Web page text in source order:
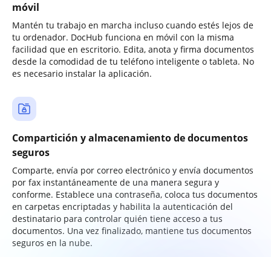
móvil
Mantén tu trabajo en marcha incluso cuando estés lejos de
tu ordenador. DocHub funciona en móvil con la misma
facilidad que en escritorio. Edita, anota y firma documentos
desde la comodidad de tu teléfono inteligente o tableta. No
es necesario instalar la aplicación.
Compartición y almacenamiento de documentos
seguros
Comparte, envía por correo electrónico y envía documentos
por fax instantáneamente de una manera segura y
conforme. Establece una contraseña, coloca tus documentos
en carpetas encriptadas y habilita la autenticación del
destinatario para controlar quién tiene acceso a tus
documentos. Una vez finalizado, mantiene tus documentos
seguros en la nube.